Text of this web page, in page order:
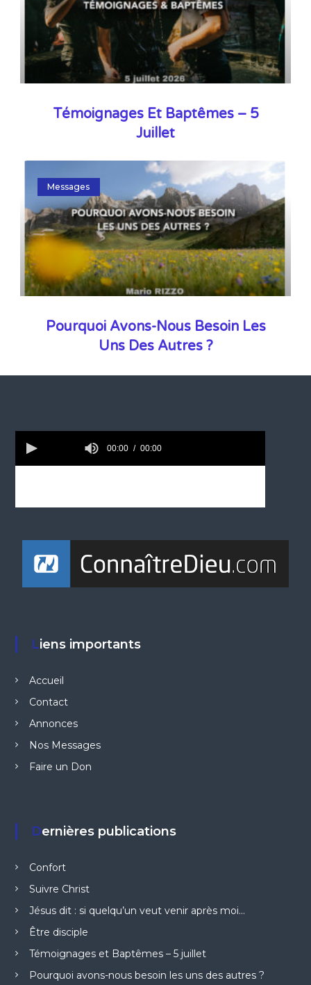
Témoignages Et Baptêmes – 5
Juillet
Messages
Pourquoi Avons-Nous Besoin Les
Uns Des Autres ?
Liens importants
Accueil
Contact
Annonces
Nos Messages
Faire un Don
Dernières publications
Confort
Suivre Christ
Jésus dit : si quelqu’un veut venir après moi…
Être disciple
Témoignages et Baptêmes – 5 juillet
Pourquoi avons-nous besoin les uns des autres ?